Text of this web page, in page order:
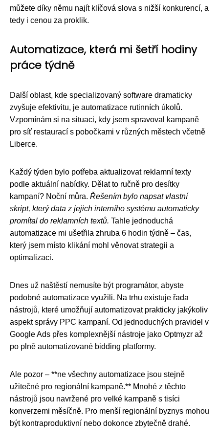
můžete díky němu najít klíčová slova s nižší konkurencí, a
tedy i cenou za proklik.
Automatizace, která mi šetří hodiny
práce týdně
Další oblast, kde specializovaný software dramaticky
zvyšuje efektivitu, je automatizace rutinních úkolů.
Vzpomínám si na situaci, kdy jsem spravoval kampaně
pro síť restaurací s pobočkami v různých městech včetně
Liberce.
Každý týden bylo potřeba aktualizovat reklamní texty
podle aktuální nabídky. Dělat to ručně pro desítky
kampaní? Noční můra. Řešením bylo napsat vlastní
skript, který data z jejich interního systému automaticky
promítal do reklamních textů. Tahle jednoduchá
automatizace mi ušetřila zhruba 6 hodin týdně – čas,
který jsem místo klikání mohl věnovat strategii a
optimalizaci.
Dnes už naštěstí nemusíte být programátor, abyste
podobné automatizace využili. Na trhu existuje řada
nástrojů, které umožňují automatizovat prakticky jakýkoliv
aspekt správy PPC kampaní. Od jednoduchých pravidel v
Google Ads přes komplexnější nástroje jako Optmyzr až
po plně automatizované bidding platformy.
Ale pozor – **ne všechny automatizace jsou stejně
užitečné pro regionální kampaně.** Mnohé z těchto
nástrojů jsou navržené pro velké kampaně s tisíci
konverzemi měsíčně. Pro menší regionální byznys mohou
být kontraproduktivní nebo dokonce zbytečně drahé.